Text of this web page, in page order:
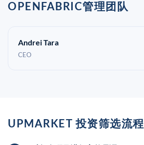
OPENFABRIC管理团队
Andrei Tara
CEO
UPMARKET 投资筛选流程